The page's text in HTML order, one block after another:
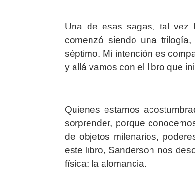
Una de esas sagas, tal
comenzó siendo una
séptimo. Mi intención es
y allá vamos con el libro que
Quienes estamos
sorprender, porque
de objetos milenarios,
este libro, Sanderson nos
física: la alomancia.